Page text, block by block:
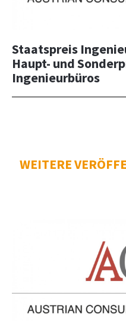
Staatspreis
Haupt- und
Ingenieurbüros
WEITERE